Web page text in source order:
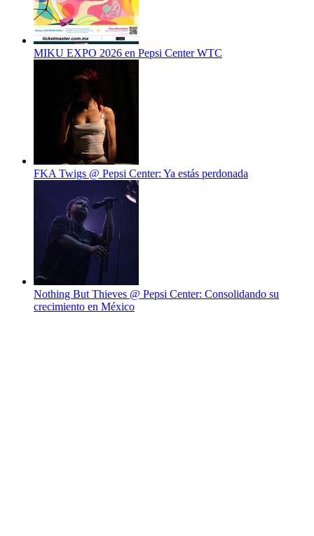
MIKU EXPO 2026 en Pepsi Center WTC
FKA Twigs @ Pepsi Center: Ya estás perdonada
Nothing But Thieves @ Pepsi Center: Consolidando su
crecimiento en México